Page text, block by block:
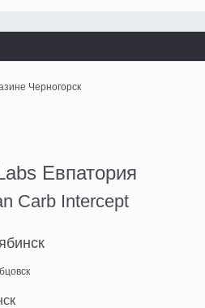
Черногорск
Евпатория
Carb Intercept